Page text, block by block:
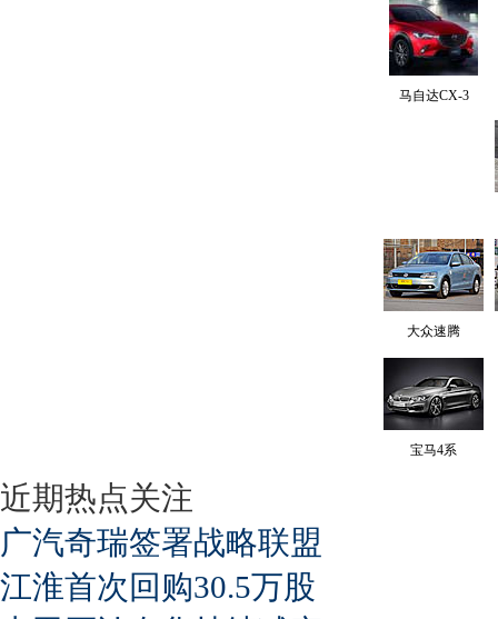
马自达CX-3
大众速腾
宝马4系
近期热点关注
广汽奇瑞签署战略联盟
江淮首次回购30.5万股